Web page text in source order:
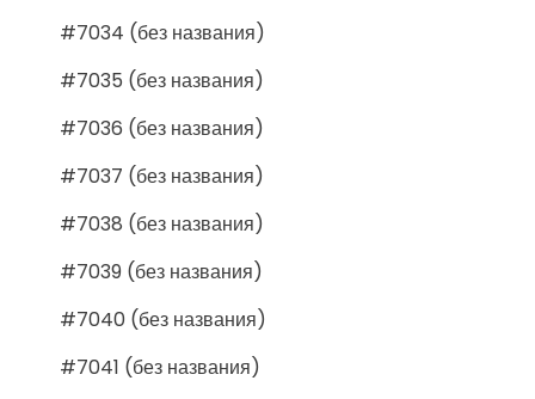
#7034 (без названия)
#7035 (без названия)
#7036 (без названия)
#7037 (без названия)
#7038 (без названия)
#7039 (без названия)
#7040 (без названия)
#7041 (без названия)